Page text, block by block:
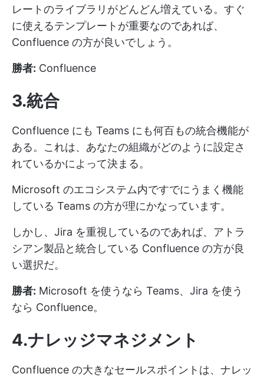
レートのライブラリがどんどん増えている。すぐ
に使えるテンプレートが重要なのであれば、
Confluence の方が良いでしょう。
勝者: Confluence
3.統合
Confluence にも Teams にも何百もの統合機能が
ある。これは、あなたの組織がどのように設定さ
れているかによって決まる。
Microsoft のエコシステム内ですでにうまく機能
している Teams の方が理にかなっています。
しかし、Jira を重視しているのであれば、アトラ
シアン製品と統合している Confluence の方が良
い選択だ。
勝者: Microsoft を使うなら Teams、Jira を使う
なら Confluence。
4.ナレッジマネジメント
Confluence の大きなセールスポイントは、ナレッ